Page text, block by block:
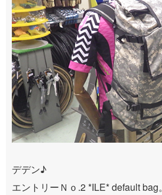
デデン♪
エントリーＮｏ.2 *ILE* default bag。